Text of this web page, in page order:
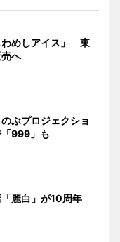
わめしアイス」 東
へ
ぶプロジェクショ
999」も
「麗白」が10周年